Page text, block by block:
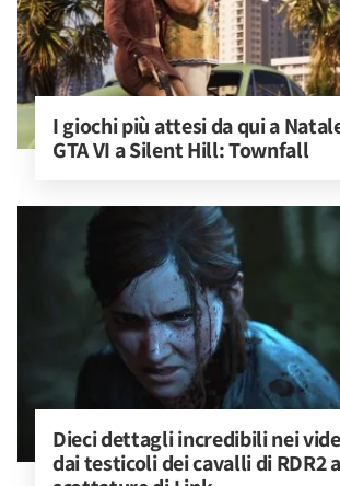
I giochi più attesi da qui a
GTA VI a Silent Hill: Townfall
Dieci dettagli incredibili nei
dai testicoli dei cavalli di RDR2